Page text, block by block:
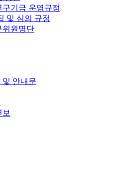
기금 운영규정
및 심의 규정
위원명단
및 안내문